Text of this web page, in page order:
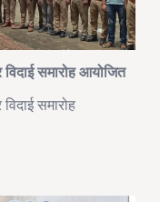
समारोह आयोजित
समारोह